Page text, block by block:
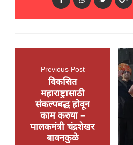
Previous Post
विकसित
महाराष्ट्रासाठी
संकल्पबद्ध होवून
काम करुया –
पालकमंत्री चंद्रशेखर
बावनकुळे